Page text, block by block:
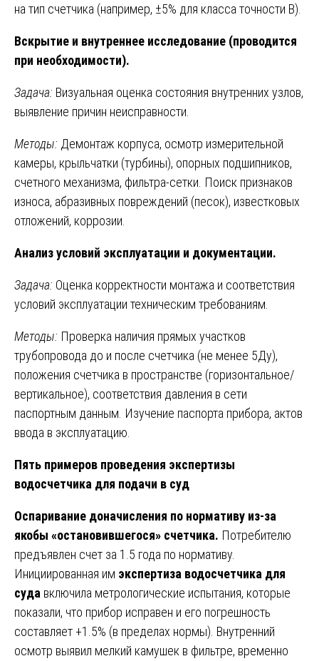
на тип счетчика (например, ±5% для класса точности B).
Вскрытие и внутреннее исследование (проводится
при необходимости).
Задача: Визуальная оценка состояния внутренних узлов,
выявление причин неисправности.
Методы: Демонтаж корпуса, осмотр измерительной
камеры, крыльчатки (турбины), опорных подшипников,
счетного механизма, фильтра-сетки. Поиск признаков
износа, абразивных повреждений (песок), известковых
отложений, коррозии.
Анализ условий эксплуатации и документации.
Задача: Оценка корректности монтажа и соответствия
условий эксплуатации техническим требованиям.
Методы: Проверка наличия прямых участков
трубопровода до и после счетчика (не менее 5Ду),
положения счетчика в пространстве (горизонтальное/
вертикальное), соответствия давления в сети
паспортным данным. Изучение паспорта прибора, актов
ввода в эксплуатацию.
Пять примеров проведения экспертизы
водосчетчика для подачи в суд
Оспаривание доначисления по нормативу из-за
якобы «остановившегося» счетчика. Потребителю
предъявлен счет за 1.5 года по нормативу.
Инициированная им экспертиза водосчетчика для
суда включила метрологические испытания, которые
показали, что прибор исправен и его погрешность
составляет +1.5% (в пределах нормы). Внутренний
осмотр выявил мелкий камушек в фильтре, временно